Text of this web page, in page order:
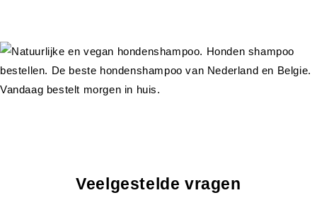
Veelgestelde vragen